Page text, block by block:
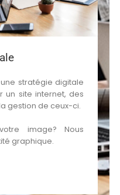
stratégie digitale
un site internet, des
gestion de ceux-ci.
image? Nous
graphique.